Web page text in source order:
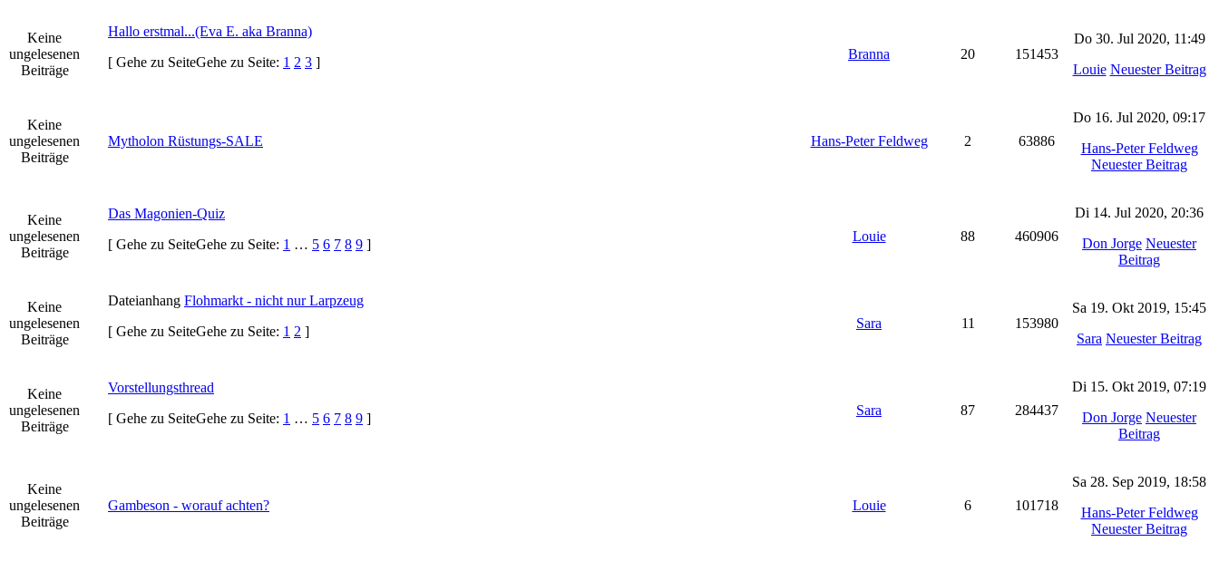
Keine
ungelesenen
Beiträge
Hallo erstmal...(Eva E. aka Branna)
[ Gehe zu SeiteGehe zu Seite: 1 2 3 ]
Branna 20 151453
Do 30. Jul 2020, 11:49
Louie Neuester Beitrag
Keine
ungelesenen
Beiträge
Mytholon Rüstungs-SALE Hans-Peter Feldweg 2 63886
Do 16. Jul 2020, 09:17
Hans-Peter Feldweg
Neuester Beitrag
Keine
ungelesenen
Beiträge
Das Magonien-Quiz
[ Gehe zu SeiteGehe zu Seite: 1 … 5 6 7 8 9 ]
Louie 88 460906
Di 14. Jul 2020, 20:36
Don Jorge Neuester
Beitrag
Keine
ungelesenen
Beiträge
Dateianhang Flohmarkt - nicht nur Larpzeug
[ Gehe zu SeiteGehe zu Seite: 1 2 ]
Sara 11 153980
Sa 19. Okt 2019, 15:45
Sara Neuester Beitrag
Keine
ungelesenen
Beiträge
Vorstellungsthread
[ Gehe zu SeiteGehe zu Seite: 1 … 5 6 7 8 9 ]
Sara 87 284437
Di 15. Okt 2019, 07:19
Don Jorge Neuester
Beitrag
Keine
ungelesenen
Beiträge
Gambeson - worauf achten? Louie 6 101718
Sa 28. Sep 2019, 18:58
Hans-Peter Feldweg
Neuester Beitrag